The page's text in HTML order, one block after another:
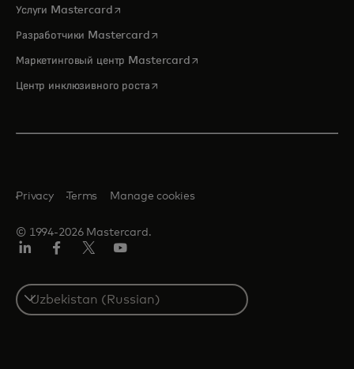
Услуги Mastercardopens in a new tab
Разработчики Mastercardopens in a new tab
Маркетинговый центр Mastercardopens in a new tab
Центр инклюзивного ростаopens in a new tab
© 1994-2026 Mastercard.
Privacy Terms Manage cookies
Select
a
country